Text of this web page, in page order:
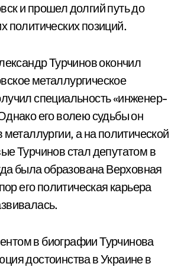
и прошел долгий путь до
политических позиций.
Турчинов окончил
металлургическое
специальность «инженер-
его волею судьбы он
металлургии, а на политической
Турчинов стал депутатом в
была образована Верховная
его политическая карьера
в биографии Турчинова
достоинства в Украине в